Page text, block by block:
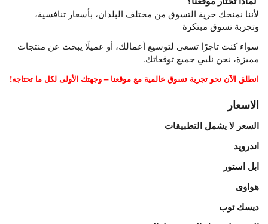
لأننا نمنحك حرية التسوق من مختلف البلدان، بأسعار تنافسية،
وتجربة تسوق مبتكرة
سواء كنت تاجرًا تسعى لتوسيع أعمالك، أو عميلًا يبحث عن منتجات
مميزة، نحن نلبي جميع توقعاتك.
انطلق الآن نحو تجربة تسوق عالمية مع موقعنا – وجهتك الأولى لكل ما تحتاجه!
الاسعار
السعر لا يشمل التطبيقات
اندرويد
ابل استور
هواوى
ديسك توب